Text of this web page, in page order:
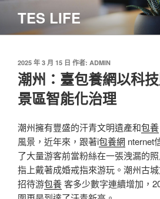
主
TES LIFE
發
佈
於
2025 年 3 月 15 日 作者: ADMIN
潮州：臺包養網以科
景區智能化治理
潮州擁有豐盛的汗青文明遺產和包養
風景，近年來，跟著i包養網 nternet
了大量游客前當粉絲在一張洩漏的
指上戴著成婚戒指來游玩。潮州古
招待游包養客多少數字連續增加，